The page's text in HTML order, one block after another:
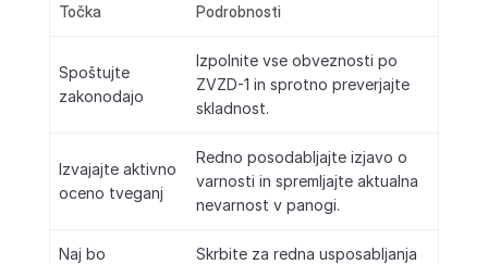
Točka Podrobnosti
Spoštujte
zakonodajo
Izpolnite vse obveznosti po
ZVZD-1 in sprotno preverjajte
skladnost.
Izvajajte aktivno
oceno tveganj
Redno posodabljajte izjavo o
varnosti in spremljajte aktualna
nevarnost v panogi.
Naj bo
Skrbite za redna usposabljanja